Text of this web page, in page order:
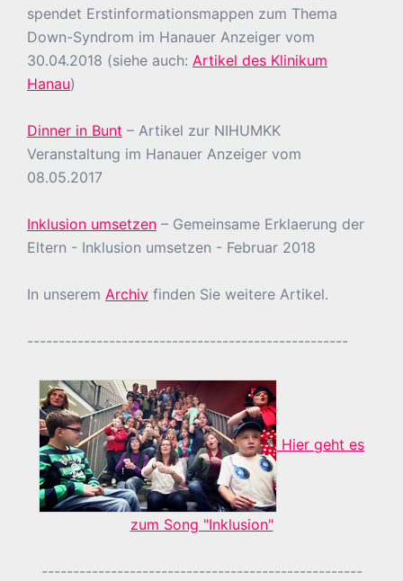
spendet Erstinformationsmappen zum Thema
Down-Syndrom im Hanauer Anzeiger vom
30.04.2018 (siehe auch: Artikel des Klinikum
Hanau)
Dinner in Bunt – Artikel zur NIHUMKK
Veranstaltung im Hanauer Anzeiger vom
08.05.2017
Inklusion umsetzen – Gemeinsame Erklaerung der
Eltern - Inklusion umsetzen - Februar 2018
In unserem Archiv finden Sie weitere Artikel.
---------------------------------------------------
Hier geht es
zum Song "Inklusion"
---------------------------------------------------